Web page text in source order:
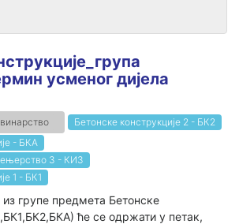
усменог дијела
Бетонске конструкције 2 - БК2
- БКА
3 - КИ3
1 - БК1
групе предмета Бетонске
ће се одржати у петак,